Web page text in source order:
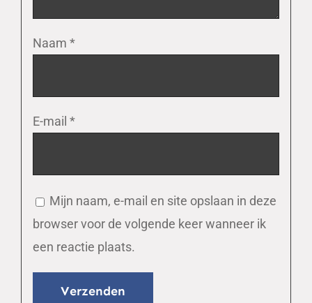
Naam *
E-mail *
Mijn naam, e-mail en site opslaan in deze
browser voor de volgende keer wanneer ik
een reactie plaats.